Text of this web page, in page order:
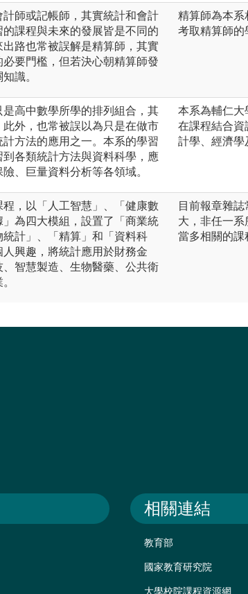
師或記帳師，其實統計和會計
課程與未來的發展皆是不同的
路也常被誤解是精算師，其實
要門檻，但若決心朝精算師發
識。
精算師為本系
考取精算師的
高中數學所學的排列組合，其
外，也常被誤以為只是在做市
方法的應用之一。本系的學習
各類統計方法與資料科學，應
、巨量資料分析等各領域。
本系為輔仁大
在課程結合資
計學、經濟學
，以「人工智慧」、「健康數
為四大模組，設置了「商業統
計」、「精算」和「資料科
興趣，將統計應用於財務金
智慧製造、生物醫藥、公共衛
目前報章雜
大，非任一
當多相關的課
相關連結
教育部
國家教育研究院
大學校院課程資源網